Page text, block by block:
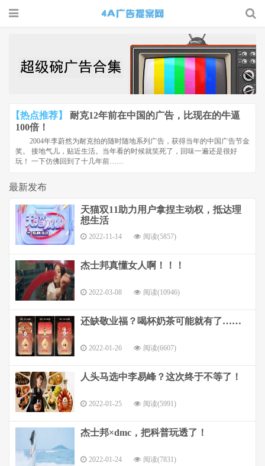
提案网 |
广告小报
| 广告圈
那点事
【热点推荐】
耐克12年前在中国的广告，比现在的牛逼
100倍！
2004年李蔚然为耐克拍的随时随地系列广告，获得当年的中国广告节金
奖。 接地气儿，贴近生活。当年看的时候就笑死了，回味一遍还是很好
玩！ 一下仿佛回到了十几年前……
最新发布
天猫双11助力用户拿捏主动权，抵达理
想生活
2022-11-14 阅读(5857)
杰士邦真懂女人啊！！！
2022-03-08 阅读(10946)
还缺敬业福？喝杯奶茶可能就有了……
2022-01-26 阅读(6607)
人头马选中李易峰？这次终于不等了！
2022-01-25 阅读(5991)
杰士邦×dmc，把科普玩透了！
2022-01-24 阅读(7831)